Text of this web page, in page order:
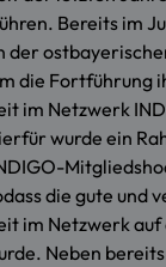
Bereits im
der
die Fortführung
im Netzwerk
wurde ein
die gute und
im Netzwerk auf
Neben